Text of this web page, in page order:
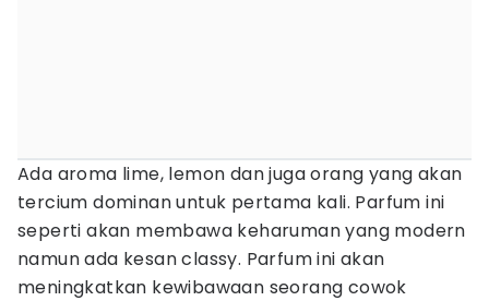
Ada aroma lime, lemon dan juga orang yang akan
tercium dominan untuk pertama kali. Parfum ini
seperti akan membawa keharuman yang modern
namun ada kesan classy. Parfum ini akan
meningkatkan kewibawaan seorang cowok